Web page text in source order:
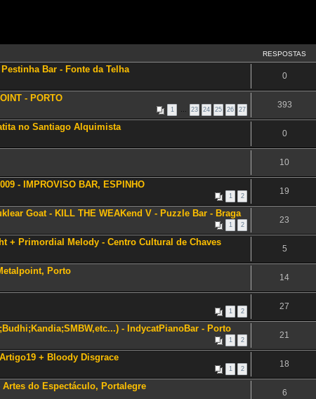
RESPOSTAS
Bar - Fonte da Telha
0
- PORTO
1 … 23 24 25 26 27 393
no Santiago Alquimista
0
10
- IMPROVISO BAR, ESPINHO
1 2 19
Goat - KILL THE WEAKend V - Puzzle Bar - Braga
1 2 23
+ Primordial Melody - Centro Cultural de Chaves
5
Porto
14
1 2 27
- IndycatPianoBar - Porto
1 2 21
+ Bloody Disgrace
1 2 18
Artes do Espectáculo, Portalegre
6